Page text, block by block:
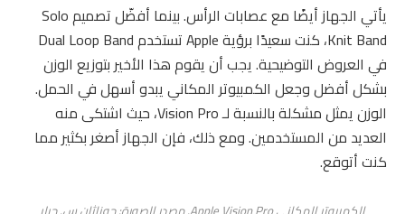
يأتي الجهاز أيضًا مع عصابات الرأس. بينما أفضّل تصميم Solo
Knit Band، كنت سعيدًا برؤية Apple تستخدم Dual Loop Band
في العروض التوضيحية. يجب أن يقوم هذا الأخير بتوزيع الوزن
بشكل أفضل وجعل الكمبيوتر المكاني يبدو أسهل في الحمل.
الوزن يمثل مشكلة بالنسبة لـ Vision Pro، حيث اشتكى منه
العديد من المستخدمين. ومع ذلك، فإن الجهاز أصغر بكثير مما
كنت أتوقع.